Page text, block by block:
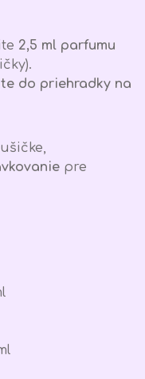
2,5 ml parfumu
do priehradky na
pre